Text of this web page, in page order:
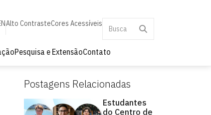
Alto ContrasteCores Acessíveis
Pesquisa e ExtensãoContato
Postagens Relacionadas
Estudantes
do Centro de